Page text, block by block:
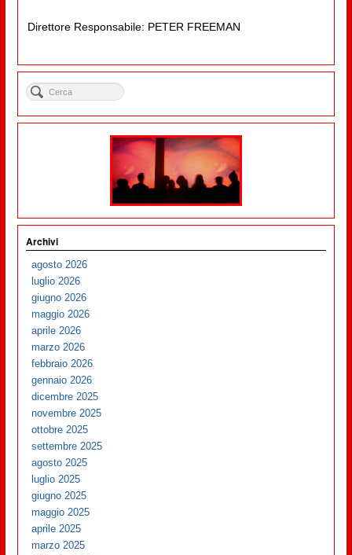
Direttore Responsabile: PETER FREEMAN
Archivi
agosto 2026
luglio 2026
giugno 2026
maggio 2026
aprile 2026
marzo 2026
febbraio 2026
gennaio 2026
dicembre 2025
novembre 2025
ottobre 2025
settembre 2025
agosto 2025
luglio 2025
giugno 2025
maggio 2025
aprile 2025
marzo 2025